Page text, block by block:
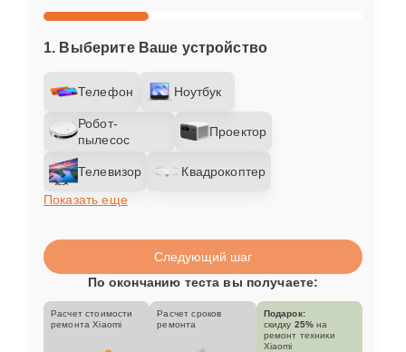
1. Выберите Ваше устройство
Телефон Ноутбук
Робот-
пылесос
Проектор
Телевизор
Квадрокоптер
Показать еще
Следующий шаг
По окончанию теста вы получаете:
Расчет стоимости
ремонта Xiaomi
Расчет сроков
ремонта
Подарок:
скидку 25% на
ремонт техники
Xiaomi